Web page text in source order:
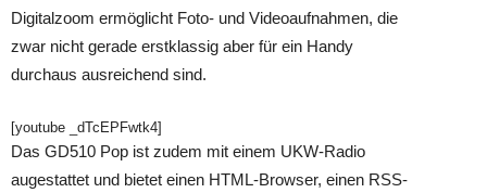
Digitalzoom ermöglicht Foto- und Videoaufnahmen, die
zwar nicht gerade erstklassig aber für ein Handy
durchaus ausreichend sind.
[youtube _dTcEPFwtk4]
Das GD510 Pop ist zudem mit einem UKW-Radio
augestattet und bietet einen HTML-Browser, einen RSS-